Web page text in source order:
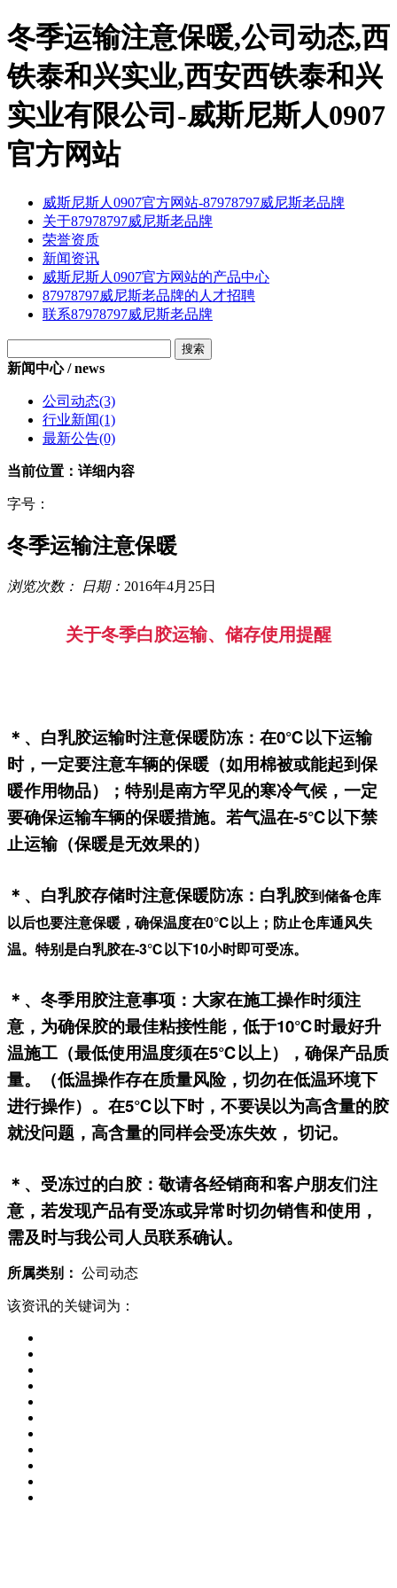
冬季运输注意保暖,公司动态,西
铁泰和兴实业,西安西铁泰和兴
实业有限公司-威斯尼斯人0907
官方网站
威斯尼斯人0907官方网站-87978797威尼斯老品牌
关于87978797威尼斯老品牌
荣誉资质
新闻资讯
威斯尼斯人0907官方网站的产品中心
87978797威尼斯老品牌的人才招聘
联系87978797威尼斯老品牌
新闻中心 / news
公司动态(3)
行业新闻(1)
最新公告(0)
当前位置：详细内容
字号：
冬季运输注意保暖
浏览次数： 日期： 2016年4月25日
关于冬季白胶运输、储存使用提醒
＊、白乳胶运输时注意保暖防冻： 在0℃以下运输
时，一定要注意车辆的保暖（如用棉被或能起到保
暖作用物品）；特别是南方罕见的寒冷气候，一定
要确保运输车辆的保暖措施。若气温在-5℃以下禁
止运输（保暖是无效果的）
＊、白乳胶存储时注意保暖防冻：白乳胶到储备仓库
以后也要注意保暖，确保温度在0℃以上；防止仓库通风失
温。特别是白乳胶在-3℃以下10小时即可受冻。
＊、冬季用胶注意事项：大家在施工操作时须注
意，为确保胶的最佳粘接性能，低于10℃时最好升
温施工（最低使用温度须在5℃以上），确保产品质
量。（低温操作存在质量风险，切勿在低温环境下
进行操作）。在5℃以下时，不要误以为高含量的胶
就没问题，高含量的同样会受冻失效， 切记。
＊ 、受冻过的白胶： 敬请各经销商和客户朋友们注
意，若发现产品有受冻或异常时切勿销售和使用，
需及时与我公司人员联系确认。
所属类别： 公司动态
该资讯的关键词为：